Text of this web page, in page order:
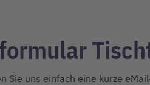
Sie uns einfach eine kurze